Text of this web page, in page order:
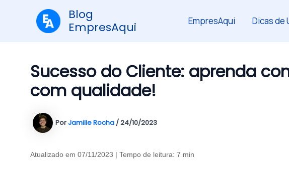
Blog
EmpresAqui
EmpresAqui Dicas de
Sucesso do Cliente: aprenda
com qualidade!
PorJamille Rocha /24/10/2023
Atualizado em 07/11/2023 | Tempo de leitura: 7 min